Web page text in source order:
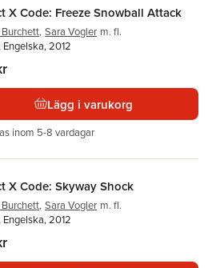
X Code: Freeze Snowball Attack
, Sara Vogler m. fl.
2012
Lägg i varukorg
inom 5-8 vardagar
X Code: Skyway Shock
, Sara Vogler m. fl.
2012